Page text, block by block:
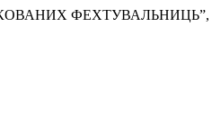
ФЕХТУВАЛЬНИЦЬ”,